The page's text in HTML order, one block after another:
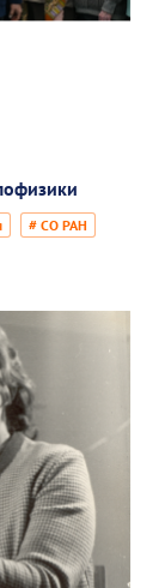
# СО РАН